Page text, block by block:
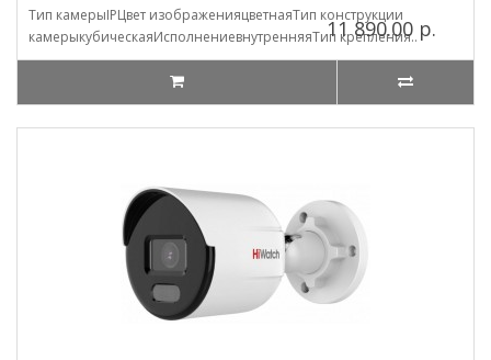
Тип камерыIPЦвет изображенияцветнаяТип конструкции
камерыкубическаяИсполнениевнутренняяТип крепления..
11 890.00 р.